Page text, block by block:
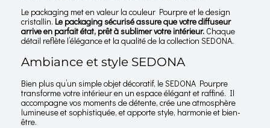
Le packaging met en valeur la couleur Pourpre et le design
cristallin. Le packaging sécurisé assure que votre diffuseur
arrive en parfait état, prêt à sublimer votre intérieur. Chaque
détail reflète l’élégance et la qualité de la collection SEDONA.
Ambiance et style SEDONA
Bien plus qu’un simple objet décoratif, le SEDONA Pourpre
transforme votre intérieur en un espace élégant et raffiné. Il
accompagne vos moments de détente, crée une atmosphère
lumineuse et sophistiquée, et apporte style, harmonie et bien-
être.